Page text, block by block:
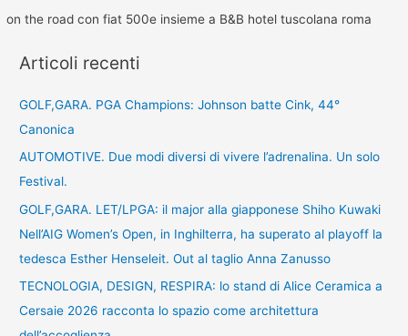
on the road con fiat 500e insieme a B&B hotel tuscolana roma
Articoli recenti
GOLF,GARA. PGA Champions: Johnson batte Cink, 44°
Canonica
AUTOMOTIVE. Due modi diversi di vivere l’adrenalina. Un solo
Festival.
GOLF,GARA. LET/LPGA: il major alla giapponese Shiho Kuwaki
Nell’AIG Women’s Open, in Inghilterra, ha superato al playoff la
tedesca Esther Henseleit. Out al taglio Anna Zanusso
TECNOLOGIA, DESIGN, RESPIRA: lo stand di Alice Ceramica a
Cersaie 2026 racconta lo spazio come architettura